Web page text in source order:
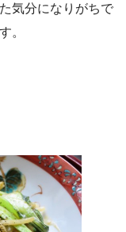
気分になりがちで
。